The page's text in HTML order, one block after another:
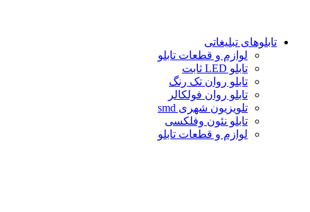
تابلوهاى تبلیغاتى
لوازم و قطعات تابلو
تابلو LED ثابت
تابلو روان تک رنگ
تابلو روان فولكالر
تلويزيون شهرى smd
تابلو نئون وفلکسی
لوازم و قطعات تابلو